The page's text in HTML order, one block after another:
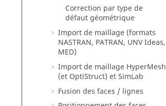
Correction par type de
défaut géométrique
Import de maillage (formats
NASTRAN, PATRAN, UNV Ideas,
MED)
Import de maillage HyperMesh
(et OptiStruct) et SimLab
Fusion des faces / lignes